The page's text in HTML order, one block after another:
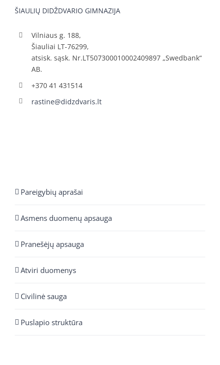
ŠIAULIŲ DIDŽDVARIO GIMNAZIJA
Vilniaus g. 188,
Šiauliai LT-76299,
atsisk. sąsk. Nr.LT507300010002409897 „Swedbank“
AB.
+370 41 431514
rastine@didzdvaris.lt
Pareigybių aprašai
Asmens duomenų apsauga
Pranešėjų apsauga
Atviri duomenys
Civilinė sauga
Puslapio struktūra